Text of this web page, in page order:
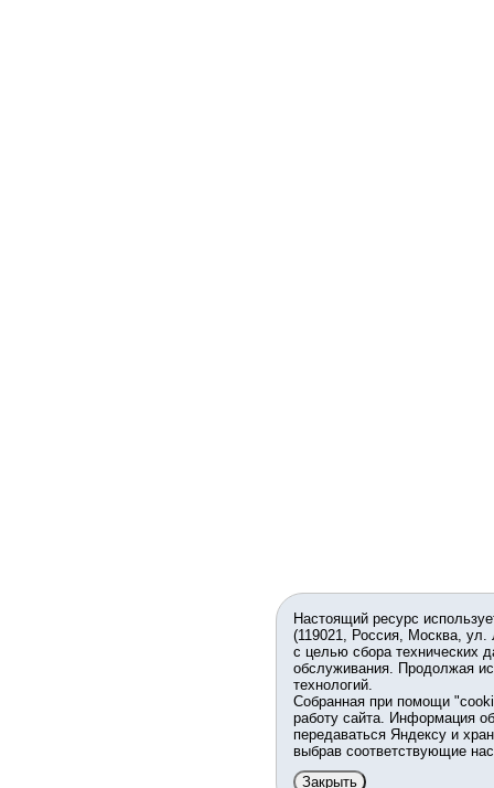
Настоящий ресурс
(119021, Россия, Москва,
с целью сбора технических
обслуживания. Продолжая
технологий.
Собранная при помощи
работу сайта. Информация
передаваться Яндексу и
выбрав соответствующие
Закрыть